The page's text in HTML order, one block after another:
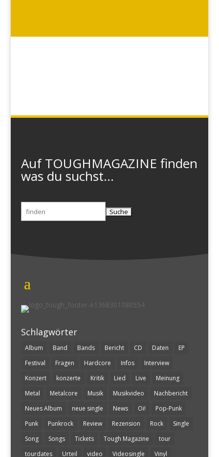
Auf TOUGHMAGAZINE finden
was du suchst...
Suchen
nach:
Schlagwörter
Album Band Bands Bericht CD Daten
EP
Festival
Fragen Hardcore Infos
Interview
Konzert
konzerte Kritik Lied Live
Meinung
Metal
Metalcore Musik Musikvideo
Nachbericht
Neues Album
neue single News Oi!
Pop-Punk
Punk
Punkrock Review Rezension Rock
Single
Song
Songs Tickets Tough Magazine
tour
tourdates
Urteil video Videosingle Vinyl